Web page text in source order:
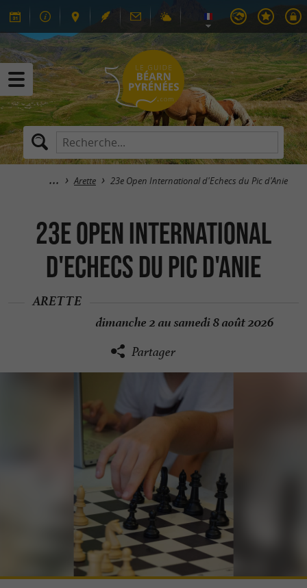
Arette 23e Open International d'Echecs du Pic d'Anie
23e Open International
d'Echecs du Pic d'Anie
ARETTE
dimanche 2 au samedi 8 août 2026
Partager